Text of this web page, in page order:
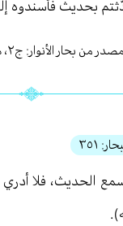
بحديث فأسندوه
من بحار الأنوار: ج٢،
٣٥١
الحديث، فلا